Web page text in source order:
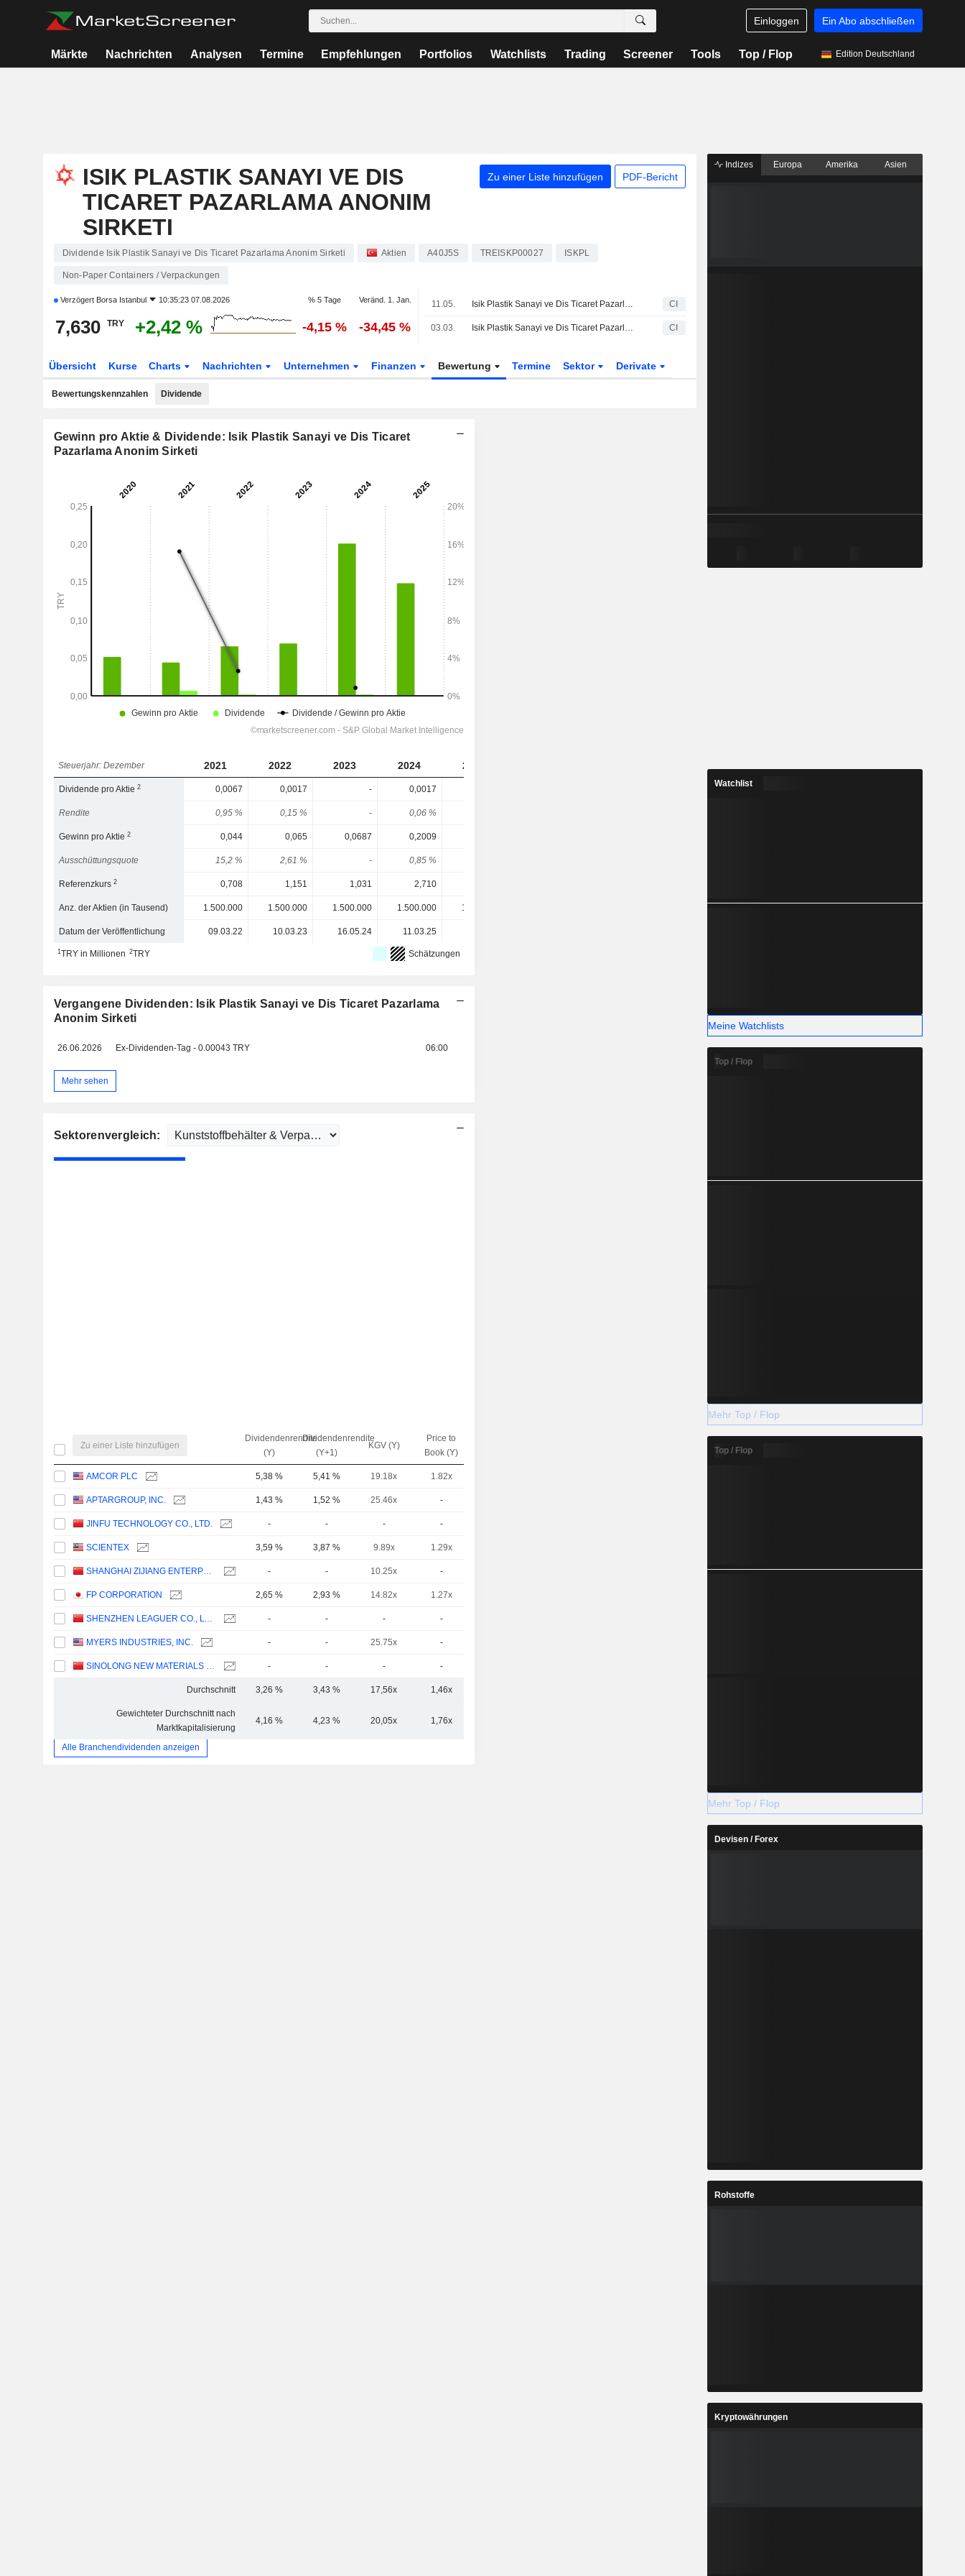
Einloggen Ein Abo abschließen
Märkte Nachrichten Analysen Termine Empfehlungen Portfolios Watchlists Trading Screener Tools Top / Flop Edition Deutschland
ISIK PLASTIK SANAYI VE DIS
TICARET PAZARLAMA ANONIM
SIRKETI
Zu einer Liste hinzufügen PDF-Bericht
Dividende Isik Plastik Sanayi ve Dis Ticaret Pazarlama Anonim Sirketi Aktien A40J5S TREISKP00027 ISKPL
Non-Paper Containers / Verpackungen
Verzögert Borsa Istanbul 10:35:23 07.08.2026 % 5 Tage Veränd. 1. Jan.
7,630 TRY +2,42 % -4,15 % -34,45 %
11.05. Isik Plastik Sanayi ve Dis Ticaret Pazarlama Anonim Sirketi veröffentlicht Ergebniszahlen für das erste Quartal zum 31. März 2026 CI
03.03. Isik Plastik Sanayi ve Dis Ticaret Pazarlama Anonim Sirketi kündigt Jahresdividende an, zahlbar am 30. Juni 2026 CI
Übersicht Kurse Charts Nachrichten Unternehmen Finanzen Bewertung Termine Sektor Derivate
Bewertungskennzahlen Dividende
Gewinn pro Aktie & Dividende: Isik Plastik Sanayi ve Dis Ticaret
Pazarlama Anonim Sirketi
Steuerjahr: Dezember 2021 2022 2023 2024 2025
Dividende pro Aktie2 0,0067 0,0017 - 0,0017
Rendite 0,95 % 0,15 % - 0,06 %
Gewinn pro Aktie2 0,044 0,065 0,0687 0,2009
Ausschüttungsquote 15,2 % 2,61 % - 0,85 %
Referenzkurs2 0,708 1,151 1,031 2,710
Anz. der Aktien (in Tausend) 1.500.000 1.500.000 1.500.000 1.500.000 1.500.000
Datum der Veröffentlichung 09.03.22 10.03.23 16.05.24 11.03.25
1TRY in Millionen 2TRY Schätzungen
Vergangene Dividenden: Isik Plastik Sanayi ve Dis Ticaret Pazarlama
Anonim Sirketi
26.06.2026 Ex-Dividenden-Tag - 0.00043 TRY 06:00
Mehr sehen
Sektorenvergleich:
Zu einer Liste hinzufügen
Dividendenrendite
(Y)
Dividendenrendite
(Y+1)
KGV (Y)
Price to
Book (Y)
AMCOR PLC 5,38 % 5,41 % 19.18x 1.82x
APTARGROUP, INC. 1,43 % 1,52 % 25.46x -
JINFU TECHNOLOGY CO., LTD. - - - -
SCIENTEX 3,59 % 3,87 % 9.89x 1.29x
SHANGHAI ZIJIANG ENTERPRISE GROUP CO., LTD. - - 10.25x -
FP CORPORATION 2,65 % 2,93 % 14.82x 1.27x
SHENZHEN LEAGUER CO., LTD. - - - -
MYERS INDUSTRIES, INC. - - 25.75x -
SINOLONG NEW MATERIALS CO., LTD. - - - -
Durchschnitt 3,26 % 3,43 % 17,56x 1,46x
Gewichteter Durchschnitt nach
Marktkapitalisierung
4,16 % 4,23 % 20,05x 1,76x
Alle Branchendividenden anzeigen
Indizes Europa Amerika Asien
Watchlist
Meine Watchlists
Top / Flop
Mehr Top / Flop
Top / Flop
Mehr Top / Flop
Devisen / Forex
Rohstoffe
Kryptowährungen